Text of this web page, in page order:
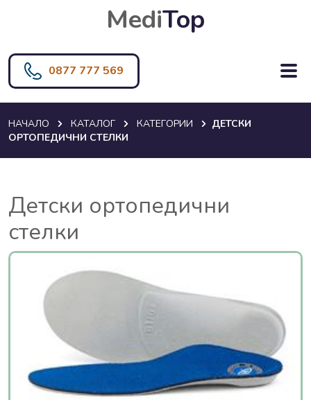
MediTop
0877 777 569
НАЧАЛО КАТАЛОГ КАТЕГОРИИ
ДЕТСКИ
ОРТОПЕДИЧНИ СТЕЛКИ
Детски ортопедични
стелки